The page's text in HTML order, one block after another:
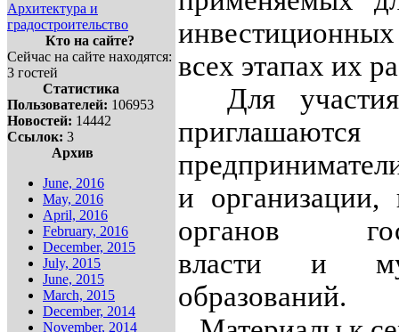
Архитектура и
градостроительство
Кто на сайте?
Сейчас на сайте находятся:
3 гостей
Статистика
Пользователей: 106953
Новостей: 14442
Ссылок: 3
Архив
June, 2016
May, 2016
April, 2016
February, 2016
December, 2015
July, 2015
June, 2015
March, 2015
December, 2014
November, 2014
всех этапах их
Для
приглашаются
и организации,
органов
власти и
образований.